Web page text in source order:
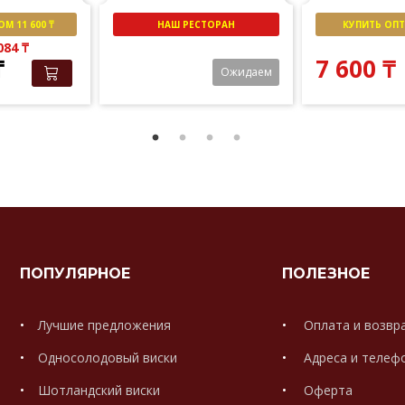
11 600 ₸
₸
НАШ РЕСТОРАН
Ожидаем
КУПИТЬ
7 600 ₸
ПОПУЛЯРНОЕ
Лучшие предложения
Односолодовый виски
Шотландский виски
ПОЛЕЗНОЕ
Оплата и
Адреса и
Оферта